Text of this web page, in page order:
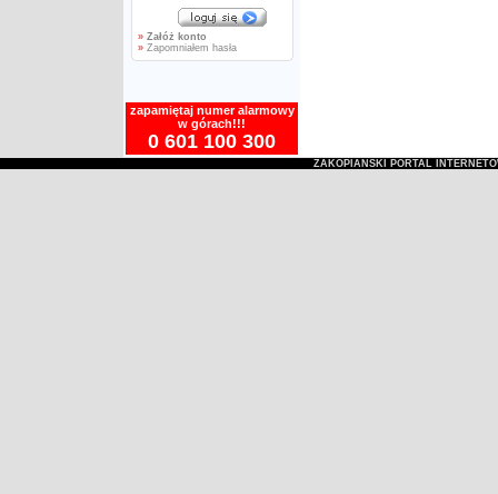
» Załóż konto
»Zapomniałem hasła
zapamiętaj numer alarmowy
w górach!!!
0 601 100 300
ZAKOPIAŃSKI PORTAL